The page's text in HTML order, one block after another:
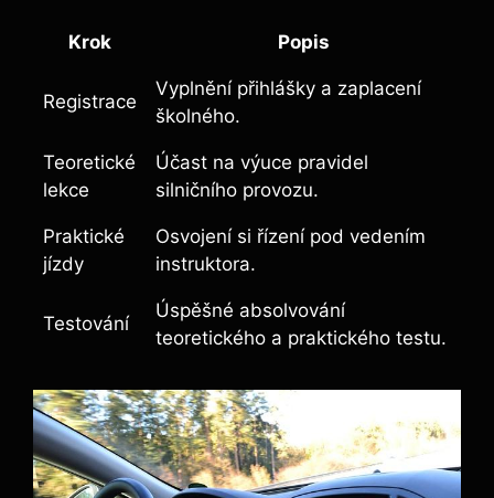
Krok Popis
Registrace
Vyplnění přihlášky a zaplacení
školného.
Teoretické
lekce
Účast na výuce pravidel
silničního provozu.
Praktické
jízdy
Osvojení‌ si‍ řízení pod ⁢vedením
instruktora.
Testování
Úspěšné ⁤absolvování
teoretického a praktického testu.